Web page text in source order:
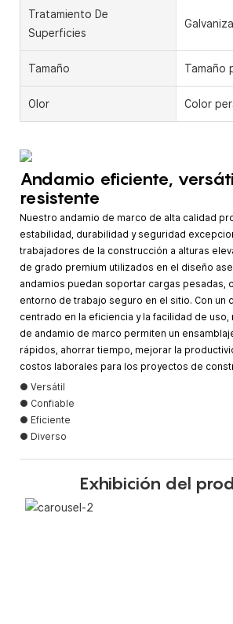
Tratamiento De
Superficies
Tamaño Tamaño
Olor Color
Andamio eficiente,
resistente
Nuestro andamio de marco de alta calidad
estabilidad, durabilidad y seguridad
trabajadores de la construcción a alturas
de grado premium utilizados en el diseño
andamios puedan soportar cargas pesadas,
entorno de trabajo seguro en el sitio. Con un
centrado en la eficiencia y la facilidad de
de andamio de marco permiten un
rápidos, ahorrar tiempo, mejorar la
costos laborales para los proyectos de
● Versátil
● Confiable
● Eficiente
● Diverso
Exhibición del